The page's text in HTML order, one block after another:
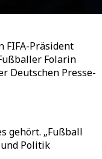
FIFA-Präsident
Folarin
Deutschen Presse-
gehört. „Fußball
Politik